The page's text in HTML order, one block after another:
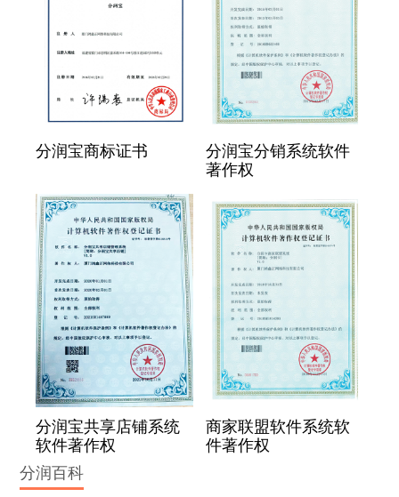
分润宝商标证书
分润宝分销系统软件
著作权
分润宝共享店铺系统
软件著作权
商家联盟软件系统软
件著作权
分润百科